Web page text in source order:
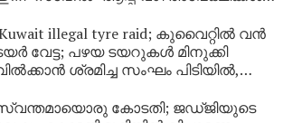
illegal tyre raid; കുവൈറ്റിൽ വൻ
വേട്ട; പഴയ ടയറുകൾ മിനുക്കി
ശ്രമിച്ച സംഘം പിടിയിൽ,
കോടതി; ജഡ്ജിയുടെ